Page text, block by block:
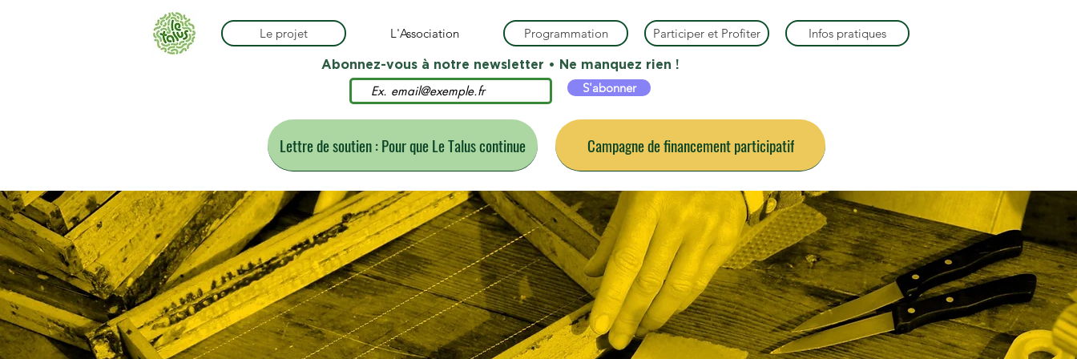
Le projet L'Association Programmation Participer et Profiter Infos pratiques
Abonnez-vous à notre newsletter • Ne manquez rien !
S'abonner
Lettre de soutien : Pour que Le Talus continue Campagne de financement participatif